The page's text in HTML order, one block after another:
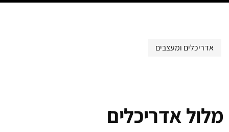
אדריכלים ומעצבים
מלול אדריכלים